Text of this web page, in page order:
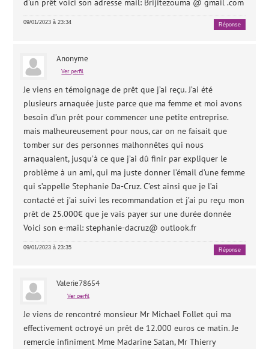
d’un prêt voici son adresse mail: Brijitezouma @ gmail .com
09/01/2023 à 23:34 Réponse
Anonyme
Ver perfil
Je viens en témoignage de prêt que j’ai reçu. J’ai été
plusieurs arnaquée juste parce que ma femme et moi avons
besoin d’un prêt pour commencer une petite entreprise.
mais malheureusement pour nous, car on ne faisait que
tomber sur des personnes malhonnêtes qui nous
arnaquaient, jusqu’à ce que j’ai dû finir par expliquer le
problème à un ami, qui ma juste donner l’émail d’une femme
qui s’appelle Stephanie Da-Cruz. C’est ainsi que je l’ai
contacté et j’ai suivi les recommandation et j’ai pu reçu mon
prêt de 25.000€ que je vais payer sur une durée donnée
Voici son e-mail: stephanie-dacruz@ outlook.fr
09/01/2023 à 23:35 Réponse
Valerie78654
Ver perfil
Je viens de rencontré monsieur Mr Michael Follet qui ma
effectivement octroyé un prêt de 12.000 euros ce matin. Je
remercie infiniment Mme Madarine Satan, Mr Thierry